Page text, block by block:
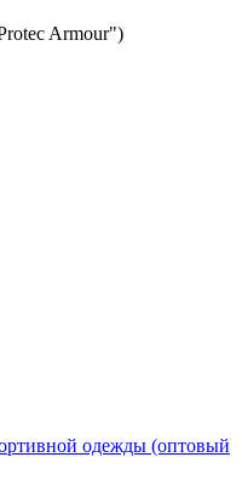
Armour")
одежды (оптовый